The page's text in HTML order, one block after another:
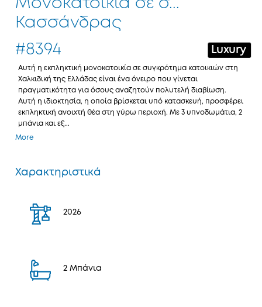
Μονοκατοικία σε σ...
Κασσάνδρας
#8394
Luxury
Αυτή η εκπληκτική μονοκατοικία σε συγκρότημα κατοικιών στη
Χαλκιδική της Ελλάδας είναι ένα όνειρο που γίνεται
πραγματικότητα για όσους αναζητούν πολυτελή διαβίωση.
Αυτή η ιδιοκτησία, η οποία βρίσκεται υπό κατασκευή, προσφέρει
εκπληκτική ανοιχτή θέα στη γύρω περιοχή. Με 3 υπνοδωμάτια, 2
μπάνια και εξ...
More
Χαρακτηριστικά
2026
2 Μπάνια